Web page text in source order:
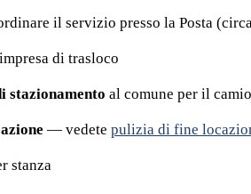
il servizio presso la Posta
di trasloco
stazionamento al comune per il
— vedete pulizia di fine
stanza